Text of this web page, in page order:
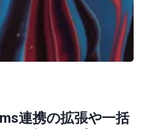
連携の拡張や一括